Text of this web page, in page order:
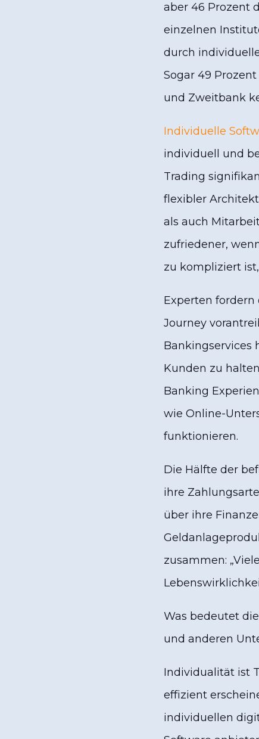
aber 46 Prozent
einzelnen
durch
Sogar 49
und Zweitbank
Individuelle
individuell und
Trading
flexibler
als auch
zufriedener,
zu kompliziert
Experten
Journey
Bankingservices
Kunden zu
Banking
wie Online-
funktionieren.
Die Hälfte der
ihre
über ihre
zusammen:
Was bedeutet
und anderen
Individualität ist
effizient
individuellen